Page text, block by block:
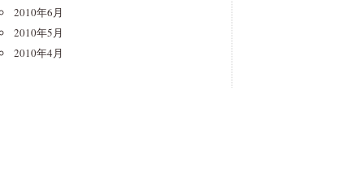
2010年6月
2010年5月
2010年4月